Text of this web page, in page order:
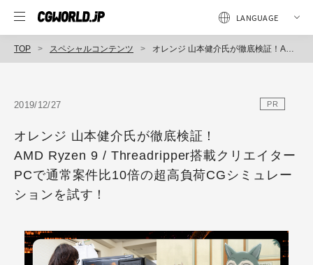
TOP スペシャルコンテンツ オレンジ 山本健介氏が徹底検証！AMD Ryzen 9 / Threadripper搭載クリエイターPCで通常案件比10倍の超高負荷CGシミュレーションを試す！
2019/12/27 PR
オレンジ 山本健介氏が徹底検証！
AMD Ryzen 9 / Threadripper搭載クリエイター
PCで通常案件比10倍の超高負荷CGシミュレー
ションを試す！